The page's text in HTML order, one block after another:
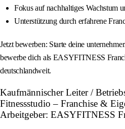
Fokus auf nachhaltiges Wachstum
Unterstützung durch erfahrene
Jetzt bewerben: Starte deine
bewerbe dich als EASYFITNESS
deutschlandweit.
Kaufmännischer Leiter /
Fitnessstudio – Franchise &
Arbeitgeber: EASYFITNESS